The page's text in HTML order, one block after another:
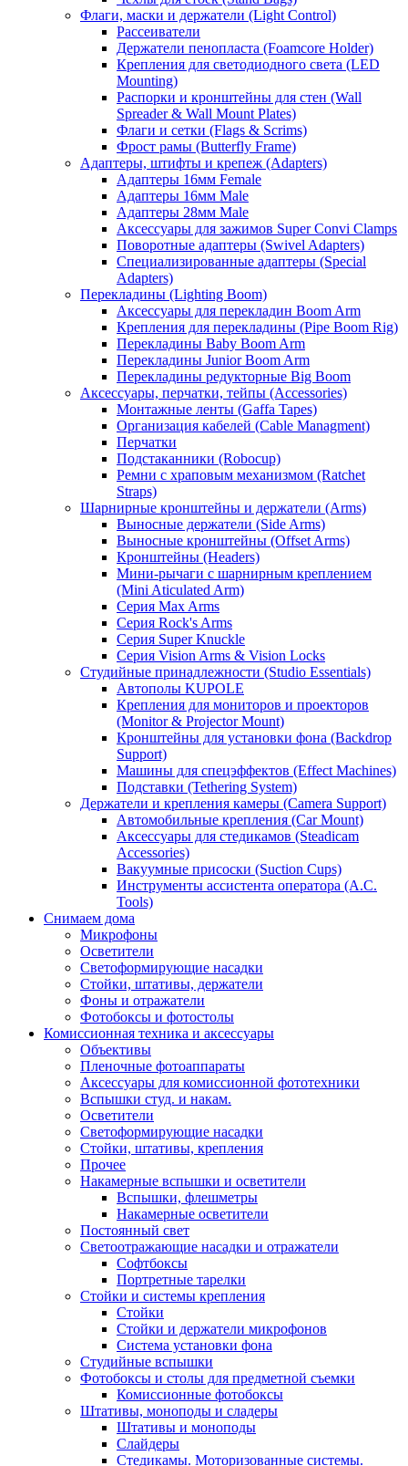
Флаги, маски и держатели (Light Control)
Рассеиватели
Держатели пенопласта (Foamcore Holder)
Крепления для светодиодного света (LED
Mounting)
Распорки и кронштейны для стен (Wall
Spreader & Wall Mount Plates)
Флаги и сетки (Flags & Scrims)
Фрост рамы (Butterfly Frame)
Адаптеры, штифты и крепеж (Adapters)
Адаптеры 16мм Female
Адаптеры 16мм Male
Адаптеры 28мм Male
Аксессуары для зажимов Super Convi Clamps
Поворотные адаптеры (Swivel Adapters)
Специализированные адаптеры (Special
Adapters)
Перекладины (Lighting Boom)
Аксессуары для перекладин Boom Arm
Крепления для перекладины (Pipe Boom Rig)
Перекладины Baby Boom Arm
Перекладины Junior Boom Arm
Перекладины редукторные Big Boom
Аксессуары, перчатки, тейпы (Accessories)
Монтажные ленты (Gaffa Tapes)
Организация кабелей (Cable Managment)
Перчатки
Подстаканники (Robocup)
Ремни с храповым механизмом (Ratchet
Straps)
Шарнирные кронштейны и держатели (Arms)
Выносные держатели (Side Arms)
Выносные кронштейны (Offset Arms)
Кронштейны (Headers)
Мини-рычаги с шарнирным креплением
(Mini Aticulated Arm)
Серия Max Arms
Серия Rock's Arms
Серия Super Knuckle
Серия Vision Arms & Vision Locks
Студийные принадлежности (Studio Essentials)
Автополы KUPOLE
Крепления для мониторов и проекторов
(Monitor & Projector Mount)
Кронштейны для установки фона (Backdrop
Support)
Машины для спецэффектов (Effect Machines)
Подставки (Tethering System)
Держатели и крепления камеры (Camera Support)
Автомобильные крепления (Car Mount)
Аксессуары для стедикамов (Steadicam
Accessories)
Вакуумные присоски (Suction Cups)
Инструменты ассистента оператора (A.C.
Tools)
Снимаем дома
Микрофоны
Осветители
Светоформирующие насадки
Стойки, штативы, держатели
Фоны и отражатели
Фотобоксы и фотостолы
Комиссионная техника и аксессуары
Объективы
Пленочные фотоаппараты
Аксессуары для комиссионной фототехники
Вспышки студ. и накам.
Осветители
Светоформирующие насадки
Стойки, штативы, крепления
Прочее
Накамерные вспышки и осветители
Вспышки, флешметры
Накамерные осветители
Постоянный свет
Светоотражающие насадки и отражатели
Софтбоксы
Портретные тарелки
Стойки и системы крепления
Стойки
Стойки и держатели микрофонов
Система установки фона
Студийные вспышки
Фотобоксы и столы для предметной съемки
Комиссионные фотобоксы
Штативы, моноподы и сладеры
Штативы и моноподы
Слайдеры
Стедикамы. Моторизованные системы.